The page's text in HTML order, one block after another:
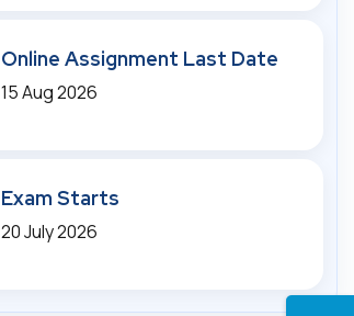
Online Assignment Last Date
15 Aug 2026
Exam Starts
20 July 2026